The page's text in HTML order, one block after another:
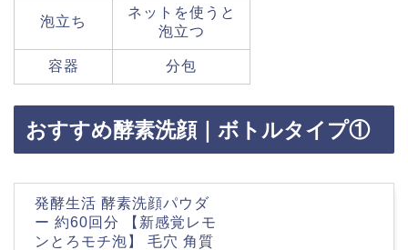
泡立ち
ネットを使うと
泡立つ
容器 分包
おすすめ酵素洗顔｜ボトルタイプ①
発酵生活 酵素洗顔パウダ
ー 約60回分 【新感覚レモ
ンとろモチ泡】 毛穴 角質